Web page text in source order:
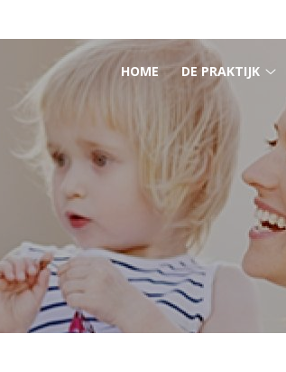
HOOFDMENU
HOME DE PRAKTIJK